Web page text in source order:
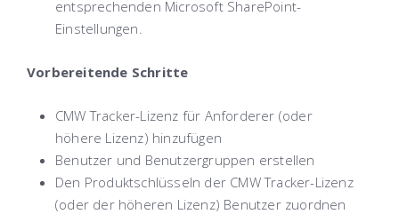
entsprechenden Microsoft SharePoint-
Einstellungen.
Vorbereitende Schritte
CMW Tracker-Lizenz für Anforderer (oder
höhere Lizenz) hinzufügen
Benutzer und Benutzergruppen erstellen
Den Produktschlüsseln der CMW Tracker-Lizenz
(oder der höheren Lizenz) Benutzer zuordnen